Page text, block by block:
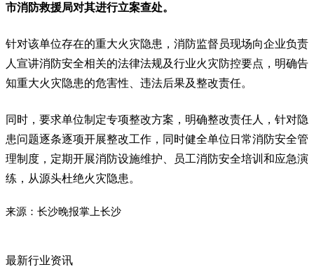
市消防救援局对其进行立案查处。
针对该单位存在的重大火灾隐患，消防监督员现场向企业负责
人宣讲消防安全相关的法律法规及行业火灾防控要点，明确告
知重大火灾隐患的危害性、违法后果及整改责任。
同时，要求单位制定专项整改方案，明确整改责任人，针对隐
患问题逐条逐项开展整改工作，同时健全单位日常消防安全管
理制度，定期开展消防设施维护、员工消防安全培训和应急演
练，从源头杜绝火灾隐患。
来源：长沙晚报掌上长沙
最新行业资讯